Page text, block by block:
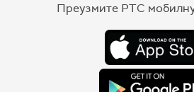
Преузмите РТС